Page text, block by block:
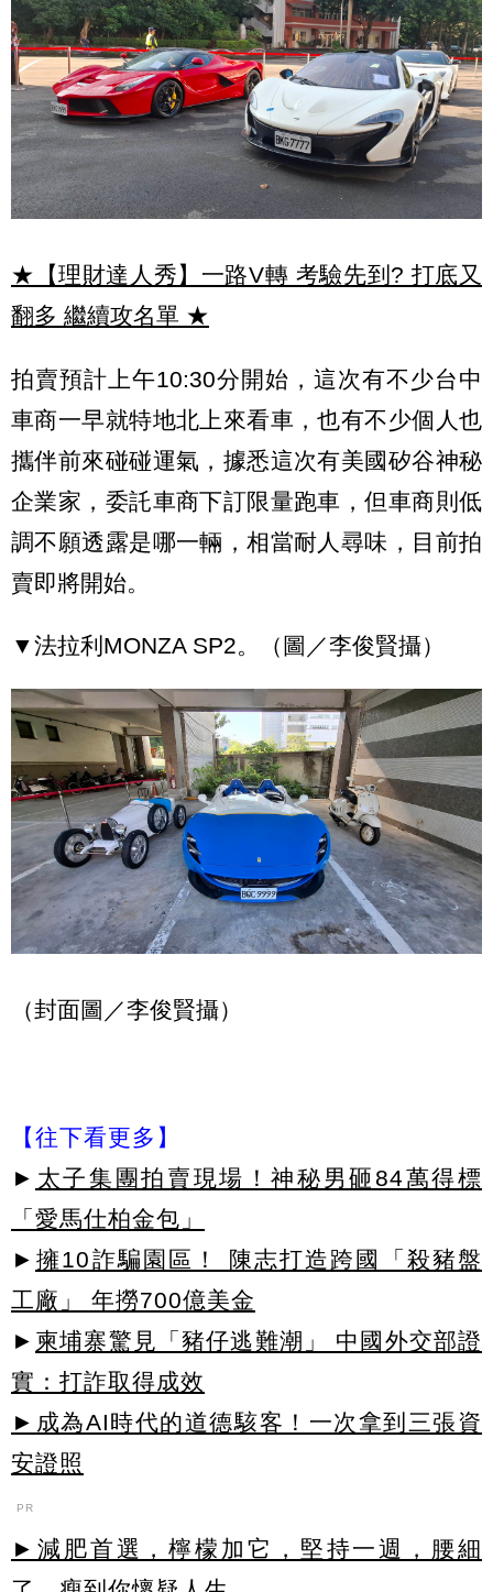
★【理財達人秀】一路V轉 考驗先到? 打底又
翻多 繼續攻名單 ★
拍賣預計上午10:30分開始，這次有不少台中
車商一早就特地北上來看車，也有不少個人也
攜伴前來碰碰運氣，據悉這次有美國矽谷神秘
企業家，委託車商下訂限量跑車，但車商則低
調不願透露是哪一輛，相當耐人尋味，目前拍
賣即將開始。
▼法拉利MONZA SP2。（圖／李俊賢攝）
（封面圖／李俊賢攝）
【往下看更多】
► 太子集團拍賣現場！神秘男砸84萬得標
「愛馬仕柏金包」
► 擁10詐騙園區！ 陳志打造跨國「殺豬盤
工廠」 年撈700億美金
► 柬埔寨驚見「豬仔逃難潮」 中國外交部證
實：打詐取得成效
►成為AI時代的道德駭客！一次拿到三張資
安證照
PR
►減肥首選，檸檬加它，堅持一週，腰細